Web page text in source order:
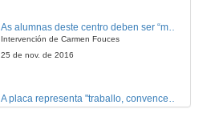
Intervención de Carmen Fouces
25 de nov. de 2016
A placa representa "traballo, convencemento e implicación", pero tamén supón "moita responsabilidade"